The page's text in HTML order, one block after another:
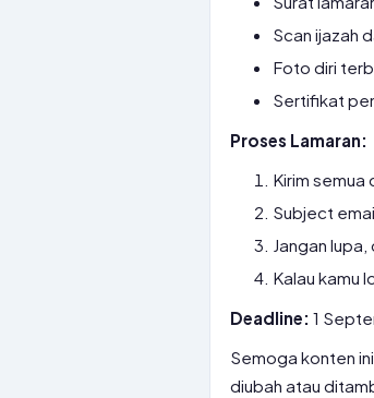
Scan ijazah
Foto diri
Sertifikat
Proses Lamaran:
Kirim
Subject
Jangan
Kalau kamu
Deadline: 1
Semoga konten
diubah atau